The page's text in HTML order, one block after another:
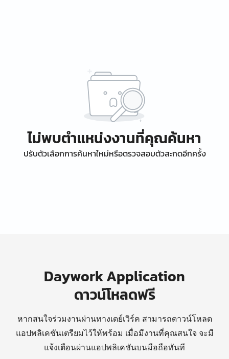
ไม่พบตำแหน่งงานที่คุณค้นหา
ปรับตัวเลือกการค้นหาใหม่หรือตรวจสอบตัวสะกดอีกครั้ง
Daywork Application
ดาวน์โหลดฟรี
หากสนใจร่วมงานผ่านทางเดย์เวิร์ค สามารถดาวน์โหลด
แอปพลิเคชันเตรียมไว้ให้พร้อม เมื่อมีงานที่คุณสนใจ จะมี
แจ้งเตือนผ่านแอปพลิเคชันบนมือถือทันที